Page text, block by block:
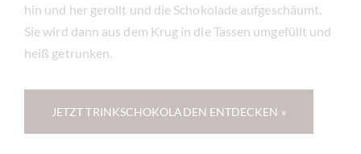
hin und her gerollt und die Schokolade aufgeschäumt.
Sie wird dann aus dem Krug in die Tassen umgefüllt und
heiß getrunken.
JETZT TRINKSCHOKOLADEN ENTDECKEN »